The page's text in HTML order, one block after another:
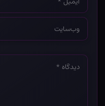
*
وب‌سایت
*
دیدگاه